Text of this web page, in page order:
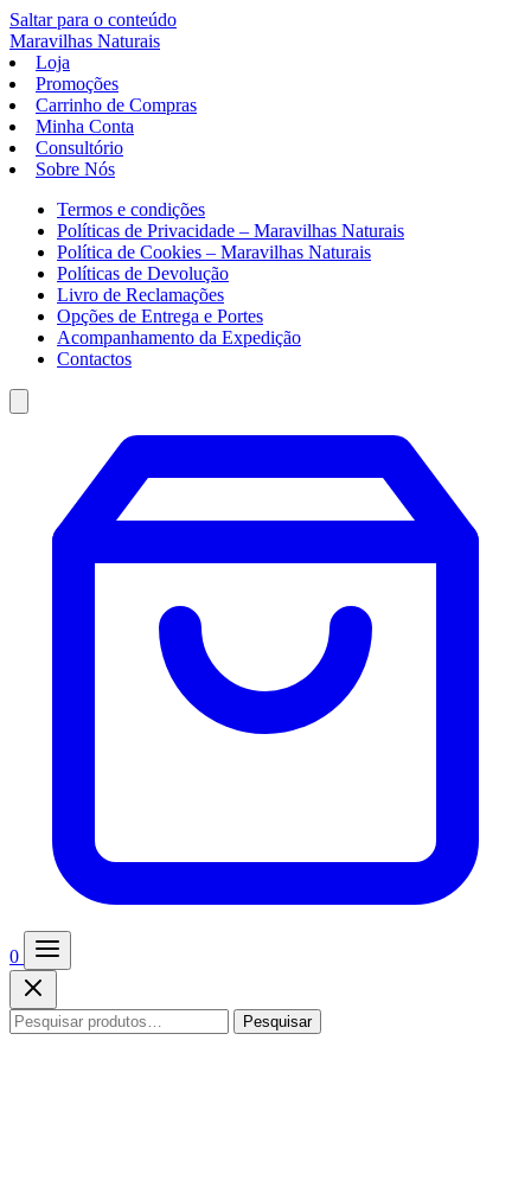
Saltar para o conteúdo
Maravilhas Naturais
Loja
Promoções
Carrinho de Compras
Minha Conta
Consultório
Sobre Nós
Termos e condições
Políticas de Privacidade – Maravilhas Naturais
Política de Cookies – Maravilhas Naturais
Políticas de Devolução
Livro de Reclamações
Opções de Entrega e Portes
Acompanhamento da Expedição
Contactos
0
Pesquisar